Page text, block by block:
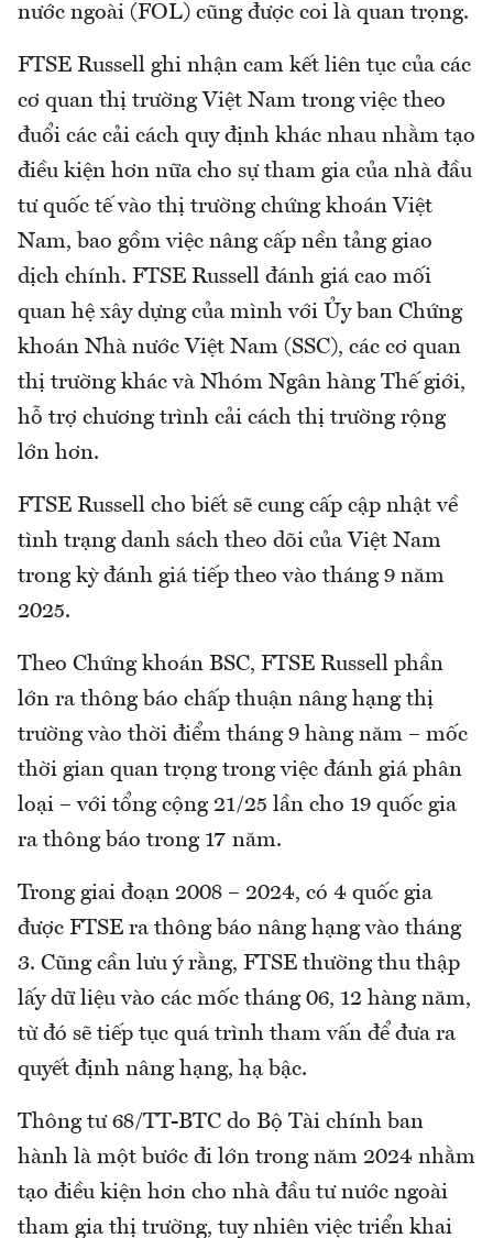
nước ngoài (FOL) cũng được coi là quan trọng.
FTSE Russell ghi nhận cam kết liên tục của các
cơ quan thị trường Việt Nam trong việc theo
đuổi các cải cách quy định khác nhau nhằm tạo
điều kiện hơn nữa cho sự tham gia của nhà đầu
tư quốc tế vào thị trường chứng khoán Việt
Nam, bao gồm việc nâng cấp nền tảng giao
dịch chính. FTSE Russell đánh giá cao mối
quan hệ xây dựng của mình với Ủy ban Chứng
khoán Nhà nước Việt Nam (SSC), các cơ quan
thị trường khác và Nhóm Ngân hàng Thế giới,
hỗ trợ chương trình cải cách thị trường rộng
lớn hơn.
FTSE Russell cho biết sẽ cung cấp cập nhật về
tình trạng danh sách theo dõi của Việt Nam
trong kỳ đánh giá tiếp theo vào tháng 9 năm
2025.
Theo Chứng khoán BSC, FTSE Russell phần
lớn ra thông báo chấp thuận nâng hạng thị
trường vào thời điểm tháng 9 hàng năm – mốc
thời gian quan trọng trong việc đánh giá phân
loại – với tổng cộng 21/25 lần cho 19 quốc gia
ra thông báo trong 17 năm.
Trong giai đoạn 2008 – 2024, có 4 quốc gia
được FTSE ra thông báo nâng hạng vào tháng
3. Cũng cần lưu ý rằng, FTSE thường thu thập
lấy dữ liệu vào các mốc tháng 06, 12 hàng năm,
từ đó sẽ tiếp tục quá trình tham vấn để đưa ra
quyết định nâng hạng, hạ bậc.
Thông tư 68/TT-BTC do Bộ Tài chính ban
hành là một bước đi lớn trong năm 2024 nhằm
tạo điều kiện hơn cho nhà đầu tư nước ngoài
tham gia thị trường, tuy nhiên việc triển khai